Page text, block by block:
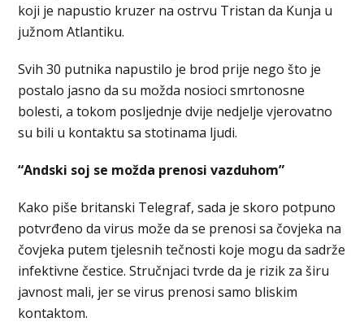
koji je napustio kruzer na ostrvu Tristan da Kunja u
južnom Atlantiku.
Svih 30 putnika napustilo je brod prije nego što je
postalo jasno da su možda nosioci smrtonosne
bolesti, a tokom posljednje dvije nedjelje vjerovatno
su bili u kontaktu sa stotinama ljudi.
“Andski soj se možda prenosi vazduhom”
Kako piše britanski Telegraf, sada je skoro potpuno
potvrđeno da virus može da se prenosi sa čovjeka na
čovjeka putem tjelesnih tečnosti koje mogu da sadrže
infektivne čestice. Stručnjaci tvrde da je rizik za širu
javnost mali, jer se virus prenosi samo bliskim
kontaktom.